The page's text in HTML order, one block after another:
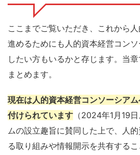
ここまでご覧いただき、これから
進めるためにも人的資本経営コン
したい方もいるかと存じます。当
まとめます。
現在は人的資本経営コンソーシア
付けられています （2024年1月19
ムの設立趣旨に賛同した上で、人
る取り組みや情報開示を共有する